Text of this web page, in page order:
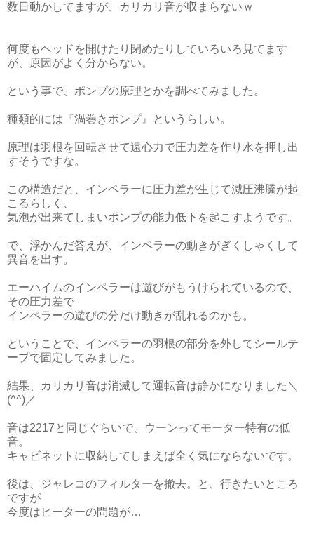
数日動かしてますが、カリカリ音が収まらないｗ
何度もヘッドを開けたり閉めたりしていろいろ見てます
が、原因がよく分からない。
という事で、ポンプの原理とかを調べてみました。
種類的には『渦巻きポンプ』というらしい。
原理は羽根を回転させて遠心力で圧力差を作り水を押し出
すそうですな。
この構造だと、インペラーに圧力差が生じて減圧沸騰が起
こるらしく、
気泡が出来てしまいポンプの能力低下を起こすようです。
で、浮かんだ答えが、インペラーの動きがぎくしゃくして
異音を出す。
エーハイムのインペラーは遊びがもうけられているので、
その圧力差で
インペラーの遊びの分だけ動きが乱れるのかも。
ということで、インペラーの羽根の部分を外してシールテ
ープで固定してみました。
結果、カリカリ音は消滅して運転音は静かになりました＼
(^^)／
音は2217と同じぐらいで、ウーンってモーター特有の低
音。
キャビネットに収納してしまえば全く気にならないです。
後は、ジャレコのフィルターを撤去。と、行きたいところ
ですが
今度はヒーターの問題が…